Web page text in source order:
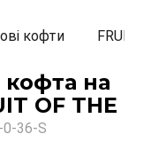
кофти FRUIT
кофта на
OF THE
36-S